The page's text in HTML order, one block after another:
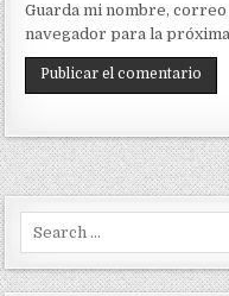
Guarda mi nombre,
navegador para la
Search for: